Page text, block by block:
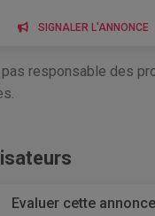
SIGNALER L'ANNONCE
responsable des
Evaluer cette annonce